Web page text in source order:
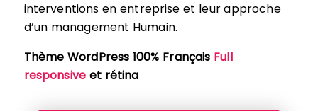
interventions en entreprise et leur approche
d’un management Humain.
Thème WordPress 100% Français Full
responsive et rétina